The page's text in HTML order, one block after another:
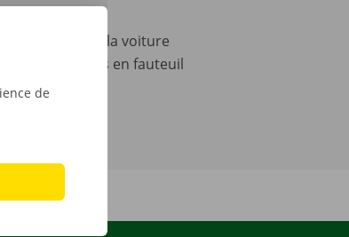
n'avez pas la voiture
4 personnes en fauteuil
de